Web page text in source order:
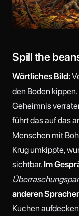
Spill the
Wörtliches Bild:
den Boden kippen.
Geheimnis
führt das auf das
Menschen mit
Krug umkippte,
sichtbar. Im
anderen
Kuchen